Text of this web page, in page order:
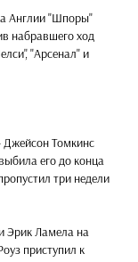
Англии "Шпоры"
набравшего ход
"Арсенал" и
Томкинс
его до конца
три недели
Эрик Ламела на
приступил к